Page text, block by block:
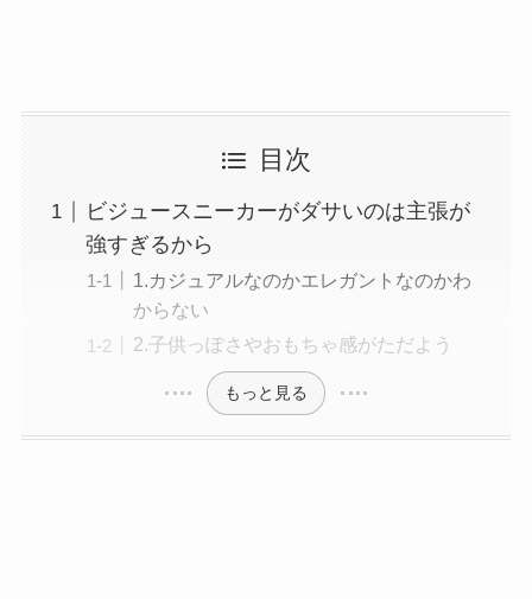
目次
ビジュースニーカーがダサいのは主張が
強すぎるから
1.カジュアルなのかエレガントなのかわ
からない
2.子供っぽさやおもちゃ感がただよう
もっと見る